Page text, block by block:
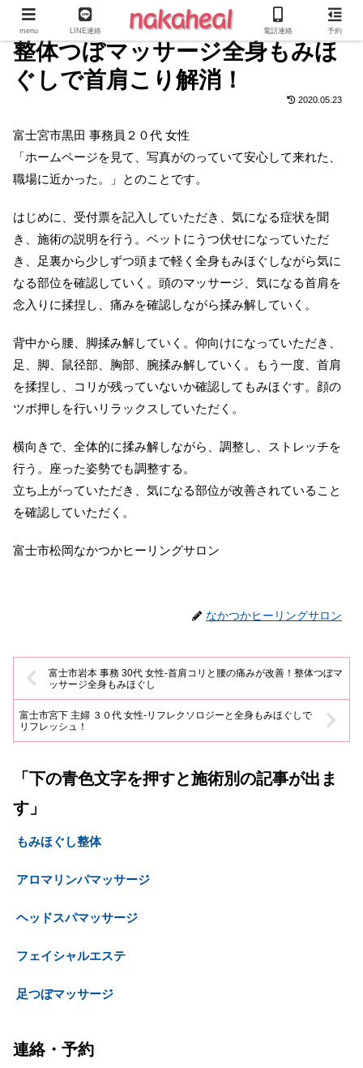
整体つぼマッサージ全身もみほ
ぐしで首肩こり解消！
2020.05.23
富士宮市黒田 事務員２０代 女性
「ホームページを見て、写真がのっていて安心して来れた、
職場に近かった。」とのことです。
はじめに、受付票を記入していただき、気になる症状を聞
き、施術の説明を行う。ベットにうつ伏せになっていただ
き、足裏から少しずつ頭まで軽く全身もみほぐしながら気に
なる部位を確認していく。頭のマッサージ、気になる首肩を
念入りに揉捏し、痛みを確認しながら揉み解していく。
背中から腰、脚揉み解していく。仰向けになっていただき、
足、脚、鼠径部、胸部、腕揉み解していく。もう一度、首肩
を揉捏し、コリが残っていないか確認してもみほぐす。顔の
ツボ押しを行いリラックスしていただく。
横向きで、全体的に揉み解しながら、調整し、ストレッチを
行う。座った姿勢でも調整する。
立ち上がっていただき、気になる部位が改善されていること
を確認していただく。
富士市松岡なかつかヒーリングサロン
なかつかヒーリングサロン
富士市岩本 事務 30代 女性-首肩コリと腰の痛みが改善！整体つぼマ
ッサージ全身もみほぐし
富士市宮下 主婦 ３０代 女性-リフレクソロジーと全身もみほぐしで
リフレッシュ！
「下の青色文字を押すと施術別の記事が出ま
す」
もみほぐし整体
アロマリンパマッサージ
ヘッドスパマッサージ
フェイシャルエステ
足つぼマッサージ
連絡・予約
menu LINE連絡 電話連絡 予約